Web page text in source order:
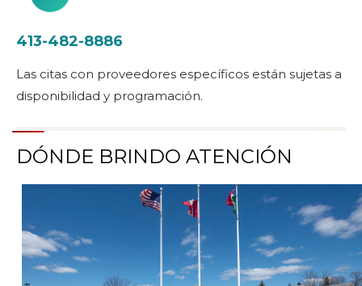
413-482-8886
Las citas con proveedores específicos están sujetas a
disponibilidad y programación.
DÓNDE BRINDO ATENCIÓN